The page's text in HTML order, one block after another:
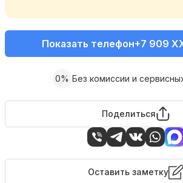
Показать телефон+7 909
0% Без комиссии и
Поделиться
Оставить заметку